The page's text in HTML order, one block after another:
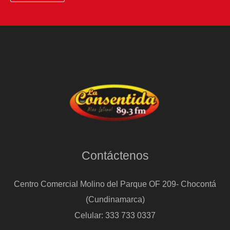
Contáctenos
Centro Comercial Molino del Parque OF 209- Chocontá
(Cundinamarca)
Celular: 333 733 0337